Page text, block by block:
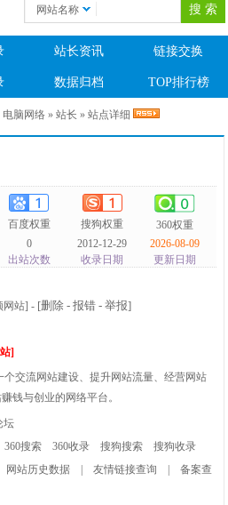
网站名称
站长资讯 链接交换
数据归档 TOP排行榜
电脑网络 »站长 » 站点详细
百度权重 搜狗权重
360权重
0
出站次数
2012-12-29
收录日期
2026-08-09
更新日期
网站] - [删除 - 报错 - 举报]
]
个交流网站建设、提升网站流量、经营网站
钱与创业的网络平台。
坛
360搜索 360收录 搜狗搜索
搜狗收录
网站历史数据 |友情链接查询 |备案查